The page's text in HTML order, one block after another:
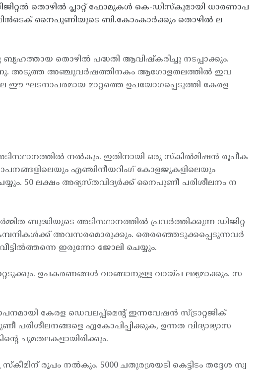
തൊഴില്‍ പ്ലാറ്റ് ഫോമുകള്‍ കെ-ഡിസ്കുമായി ധാരണാപ
ഫിന്‍ടെക് നൈപുണിയുടെ ബി.കോംകാര്‍ക്കും തൊഴില്‍ ല
ബൃഹത്തായ തൊഴില്‍ പദ്ധതി ആവിഷ്കരിച്ചു നടപ്പാക്കും.
അടുത്ത അഞ്ചുവര്‍ഷത്തിനകം ആഗോളതലത്തില്‍ ഇവ
ഈ ഘടനാപരമായ മാറ്റത്തെ ഉപയോഗപ്പെടുത്തി കേരള
നല്‍കും. ഇതിനായി ഒരു സ്കില്‍മിഷന്‍ രൂപീക
എഞ്ചിനീയറിംഗ് കോളജുകളിലെയും
50 ലക്ഷം അഭ്യസ്തവിദ്യര്‍ക്ക് നൈപുണീ പരിശീലനം ന
ബുദ്ധിയുടെ അടിസ്ഥാനത്തില്‍ പ്രവര്‍ത്തിക്കുന്ന ഡിജിറ്റ
അവസരമൊരുക്കും. തെരഞ്ഞെടുക്കപ്പെടുന്നവര്‍
ഇരുന്നോ ജോലി ചെയ്യും.
ഉപകരണങ്ങള്‍ വാങ്ങാനുള്ള വായ്പ ലഭ്യമാക്കും. സ
കേരള ഡെവലപ്പ്മെന്റ് ഇന്നവേഷന്‍ സ്ട്രാറ്റജിക്
ഏകോപിപ്പിക്കുക, ഉന്നത വിദ്യാഭ്യാസ
ചുമതലകളായിരിക്കും.
രൂപം നല്‍കും. 5000 ചതുരശ്രയടി കെട്ടിടം തദ്ദേശ സ്വ